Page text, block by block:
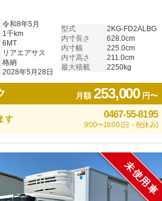
令和8年5月
1千km
6MT
リアエアサス
格納
2028年5月28日
型式
2KG-FD2ALBG
内寸長さ
628.0cm
内寸幅
225.0cm
内寸高さ
211.0cm
最大積載
2250kg
月額253,000円〜
す 0467-55-8195
9:00〜18:00 (日・祝休み)
未使用車